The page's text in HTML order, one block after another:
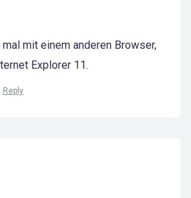
mit einem anderen Browser,
Explorer 11.
Reply